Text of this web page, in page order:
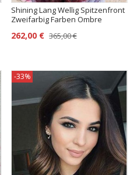
Shining Lang Wellig Spitzenfront
Zweifarbig Farben Ombre
365,00 €
262,00 €
-33%